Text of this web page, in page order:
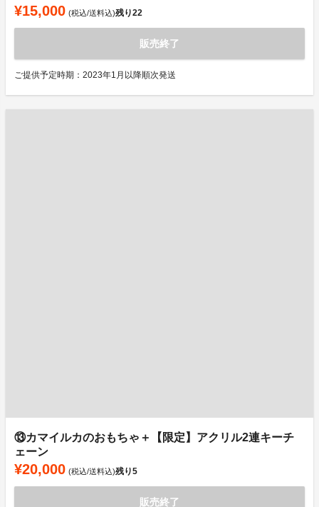
¥15,000 (税込/送料込)残り22
販売終了
ご提供予定時期：2023年1月以降順次発送
⑬カマイルカのおもちゃ＋【限定】アクリル2連キーチ
ェーン
¥20,000 (税込/送料込)残り5
販売終了